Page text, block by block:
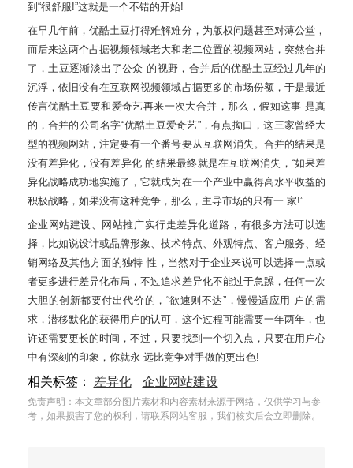
到“很舒服!”这就是一个不错的开始!
在早几年前，优酷土豆打得难解难分，为版权问题甚至对薄公堂，
而后来这两个占据视频领域老大和老二位置的视频网站，突然合并
了，土豆逐渐淡出了公众 的视野，合并后的优酷土豆经过几年的
沉浮，依旧没有在互联网视频领域占据更多的市场份额，于是最近
传言优酷土豆要和爱奇艺再来一次大合并，那么，假如这事 是真
的，合并的公司名字“优酷土豆爱奇艺”，有点拗口，这三家曾经大
型的视频网站，注定要有一个番号要从互联网消失。合并的结果是
没有差异化，没有差异化 的结果最终就是在互联网消失，“如果差
异化战略成功地实施了，它就成为在一个产业中赢得高水平收益的
积极战略，如果没有这种竞争，那么，主导市场的只有一 家!”
企业网站建设、网站推广实行走差异化道路，有很多方法可以选
择，比如说设计或品牌形象、技术特点、外观特点、客户服务、经
销网络及其他方面的独特 性，当然对于企业来说可以选择一点或
者更多进行差异化布局，不过追求差异化不能过于急躁，任何一次
大胆的创新都要付出代价的，“欲速则不达”，慢慢适应用 户的需
求，潜移默化的获得用户的认可，这个过程可能需要一年两年，也
许还需要更长的时间，不过，只要找到一个切入点，只要在用户心
中有深刻的印象，你就永 远比竞争对手做的更出色!
相关标签： 差异化 企业网站建设
免责声明：本文章部分图片素材和内容素材来源于网络，仅供学习与参
考，如果损害了您的权利，请联系网站客服，我们核实后会立即删除。